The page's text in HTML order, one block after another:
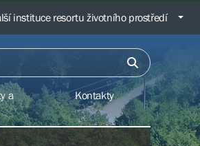
instituce resortu životního prostředí
a
Kontakty